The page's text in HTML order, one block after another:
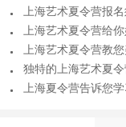
上海艺术夏令营报
上海艺术夏令营给
上海艺术夏令营教
独特的上海艺术夏
上海夏令营告诉您